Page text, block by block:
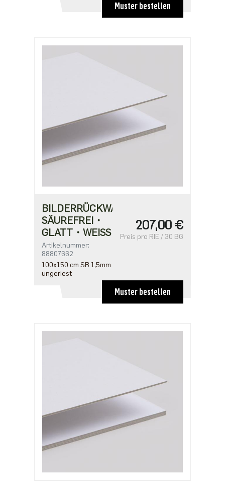
Muster bestellen
BILDERRÜCKWANDPAPPE
SÄUREFREI・
GLATT・WEISS
Artikelnummer:
88807662
100x150 cm SB 1,5mm
ungeriest
207,00 €
Preis pro RIE / 30 BG
Muster bestellen